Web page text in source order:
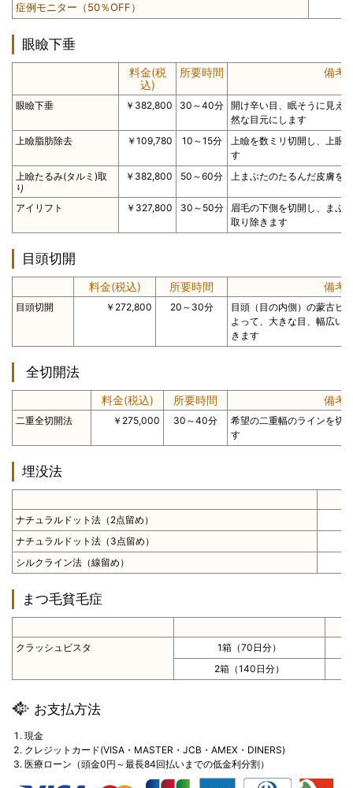
症例モニター（50％OFF）
眼瞼下垂
料金(税
込)
所要時間 備考
眼瞼下垂 ￥382,800 30～40分 開け辛い目、眠そうに見え
然な目元にします
上瞼脂肪除去
￥109,780 10～15分
上瞼を数ミリ切開し、上眼
す
上瞼たるみ(タルミ)取
り
￥382,800 50～60分 上まぶたのたるんだ皮膚を
アイリフト ￥327,800 30～50分
眉毛の下側を切開し、まぶ
取り除きます
目頭切開
料金(税込) 所要時間 備考
目頭切開 ￥272,800 20～30分
目頭（目の内側）の蒙古ヒ
よって、大きな目、幅広い
きます
全切開法
料金(税込) 所要時間 備考
二重全切開法 ￥275,000 30～40分
希望の二重幅のラインを切
す
埋没法
ナチュラルドット法（2点留め）
ナチュラルドット法（3点留め）
シルクライン法（線留め）
まつ毛貧毛症
クラッシュビスタ
1箱（70日分）
2箱（140日分）
お支払方法
現金
クレジットカード(VISA・MASTER・JCB・AMEX・DINERS)
医療ローン（頭金0円～最長84回払いまでの低金利分割）